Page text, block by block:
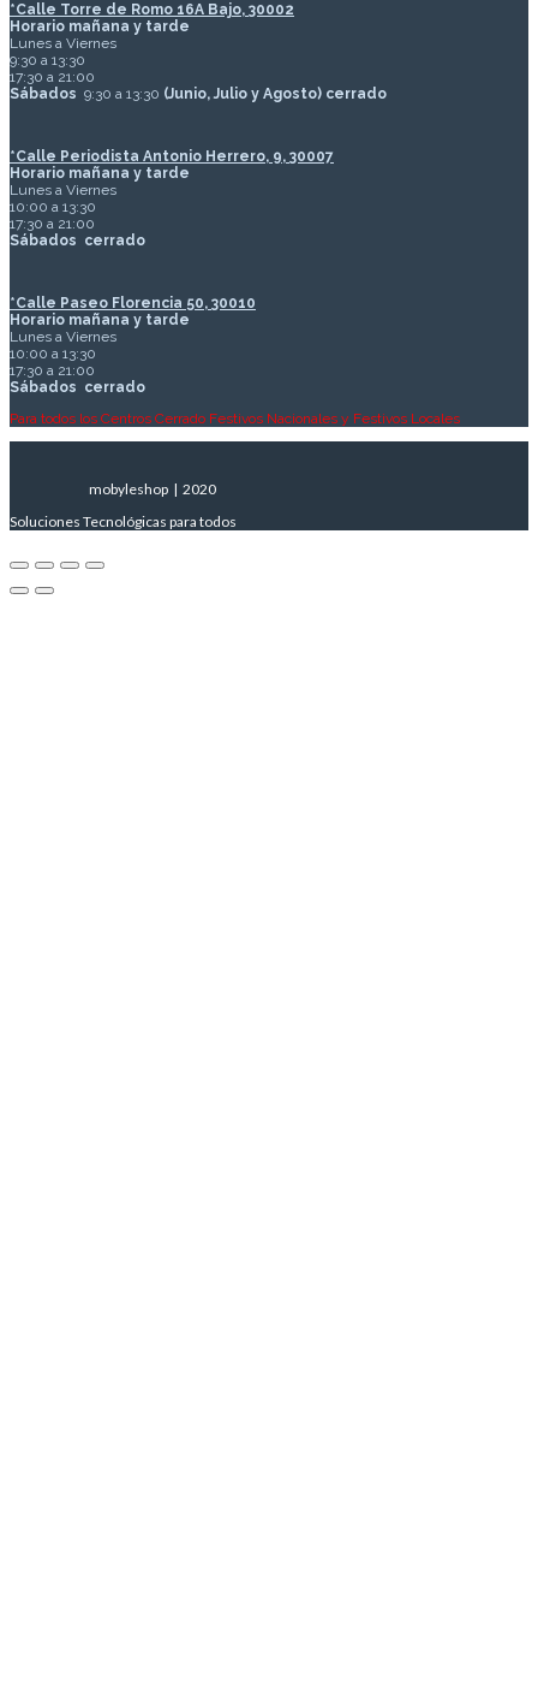
*Calle Torre de Romo 16A Bajo, 30002
Horario mañana y tarde
Lunes a Viernes
9:30 a 13:30
17:30 a 21:00
Sábados 9:30 a 13:30 (Junio, Julio y Agosto) cerrado
*Calle Periodista Antonio Herrero, 9, 30007
Horario mañana y tarde
Lunes a Viernes
10:00 a 13:30
17:30 a 21:00
Sábados cerrado
*Calle Paseo Florencia 50, 30010
Horario mañana y tarde
Lunes a Viernes
10:00 a 13:30
17:30 a 21:00
Sábados cerrado
Para todos los Centros Cerrado Festivos Nacionales y Festivos Locales
mobyleshop | 2020
Soluciones Tecnológicas para todos